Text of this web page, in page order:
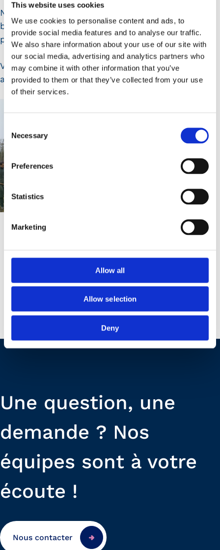
This website uses cookies
We use cookies to personalise content and ads, to
provide social media features and to analyse our traffic.
We also share information about your use of our site with
our social media, advertising and analytics partners who
may combine it with other information that you’ve
provided to them or that they’ve collected from your use
of their services.
Selection
Necessary
Preferences
Statistics
Marketing
Allow all
Allow selection
Deny
N’hésitez pas à faire appel à nous pour vos
besoins en espaces verts ou àfaire des dons
pour la restauration du parc !
Voici des images de nos équipes en plein
action !
Une question, une
demande ? Nos
équipes sont à votre
écoute !
Nous contacter